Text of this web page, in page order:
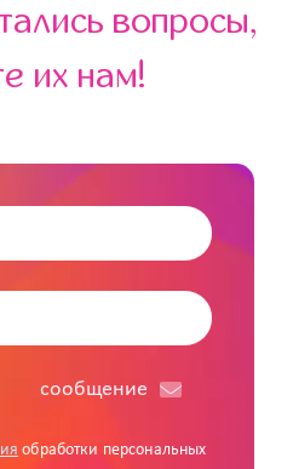
вопросы,
их нам!
cообщение
обработки персональных